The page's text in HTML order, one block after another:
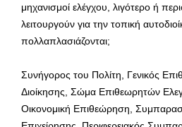
μηχανισμοί ελέγχου, λιγότερο ή
λειτουργούν για την τοπική
πολλαπλασιάζονται;
Συνήγορος του Πολίτη, Γενικός
Διοίκησης, Σώμα Επιθεωρητών
Οικονομική Επιθεώρηση,